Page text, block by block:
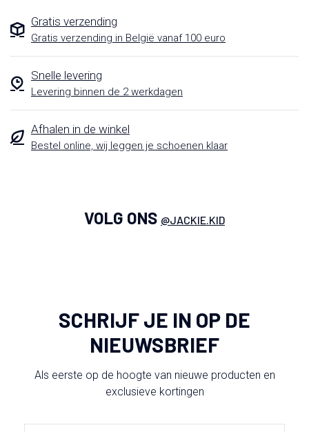
Gratis verzending
Gratis verzending in België vanaf 100 euro
Snelle levering
Levering binnen de 2 werkdagen
Afhalen in de winkel
Bestel online, wij leggen je schoenen klaar
VOLG ONS @JACKIE.KID
SCHRIJF JE IN OP DE
NIEUWSBRIEF
Als eerste op de hoogte van nieuwe producten en
exclusieve kortingen